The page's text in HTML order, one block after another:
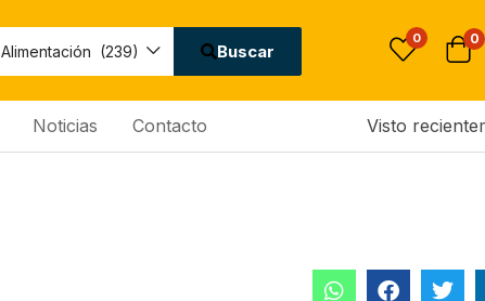
Alimentación (239) Buscar
0 0
Noticias Contacto Visto
Disponibilidad:Sin existencias